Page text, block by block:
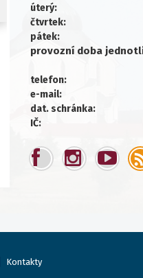
úterý:
čtvrtek:
pátek:
provozní doba
telefon:
e-mail:
dat. schránka:
IČ:
Kontakty